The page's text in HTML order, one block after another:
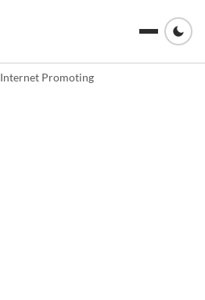
Internet Promoting